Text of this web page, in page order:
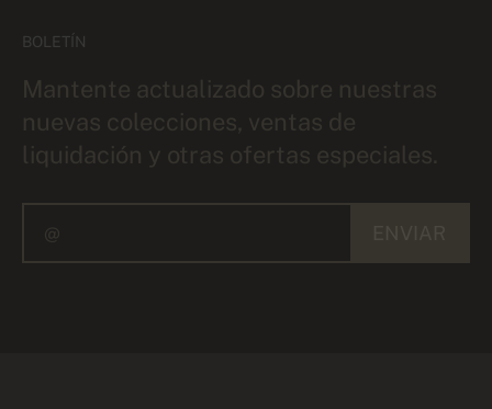
BOLETÍN
Mantente actualizado sobre nuestras
nuevas colecciones, ventas de
liquidación y otras ofertas especiales.